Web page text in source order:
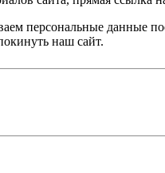
персональные данные
наш сайт.